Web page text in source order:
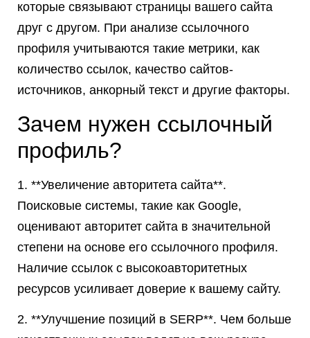
которые связывают страницы вашего сайта
друг с другом. При анализе ссылочного
профиля учитываются такие метрики, как
количество ссылок, качество сайтов-
источников, анкорный текст и другие факторы.
Зачем нужен ссылочный
профиль?
1. **Увеличение авторитета сайта**.
Поисковые системы, такие как Google,
оценивают авторитет сайта в значительной
степени на основе его ссылочного профиля.
Наличие ссылок с высокоавторитетных
ресурсов усиливает доверие к вашему сайту.
2. **Улучшение позиций в SERP**. Чем больше